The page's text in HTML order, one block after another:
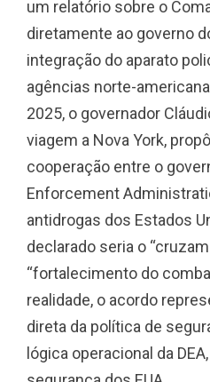
um relatório sobre o
diretamente ao governo
integração do aparato
agências norte-
2025, o governador
viagem a Nova York,
cooperação entre o
Enforcement
antidrogas dos Estados
declarado seria o
“fortalecimento do
realidade, o acordo
direta da política de
lógica operacional da